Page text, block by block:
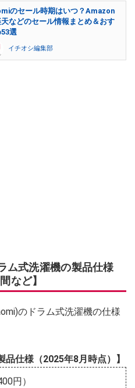
のセール時期はいつ？Amazon
などのセール情報まとめ＆おす
選
イチオシ編集部
ム式洗濯機の製品仕様
など】
のドラム式洗濯機の仕様
品仕様（2025年8月時点）】
円）